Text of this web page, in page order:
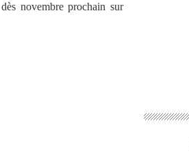
novembre prochain sur